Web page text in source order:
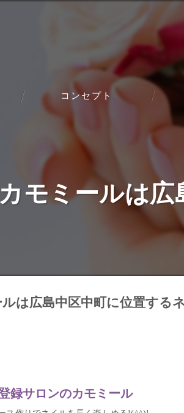
コンセプト
ブ
カモミールは
は広島中区中町に位置する
録サロンのカモミール